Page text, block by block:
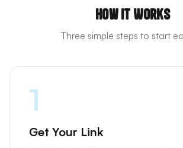
How It Works
Three simple steps to start
1
Get Your Link